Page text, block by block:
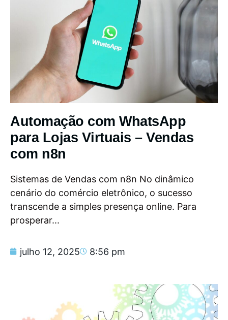
Automação com WhatsApp
para Lojas Virtuais – Vendas
com n8n
Sistemas de Vendas com n8n No dinâmico
cenário do comércio eletrônico, o sucesso
transcende a simples presença online. Para
prosperar...
julho 12, 2025 8:56 pm